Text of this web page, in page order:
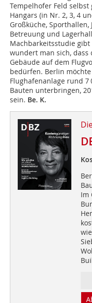
Tempelhofer Feld
Hangars (in Nr. 2, 3, 4
Großküche,
Betreuung und
Machbarkeitsstudie
wundert man sich, dass
Gebäude auf dem
bedürfen. Berlin
Flughafenanlage rund
Bauten unterbringen,
sein. Be. K.
Im